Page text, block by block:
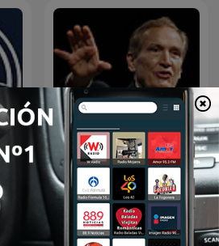
EL AMOR QUE VALE on
Oneplace.com